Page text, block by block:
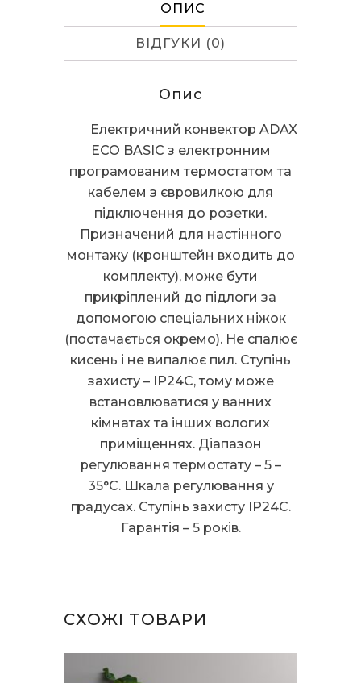
ОПИС
ВІДГУКИ (0)
Опис
Електричний конвектор ADAX
ECO BASIC з електронним
програмованим термостатом та
кабелем з євровилкою для
підключення до розетки.
Призначений для настінного
монтажу (кронштейн входить до
комплекту), може бути
прикріплений до підлоги за
допомогою спеціальних ніжок
(постачається окремо). Не спалює
кисень і не випалює пил. Ступінь
захисту – IP24C, тому може
встановлюватися у ванних
кімнатах та інших вологих
приміщеннях. Діапазон
регулювання термостату – 5 –
35°C. Шкала регулювання у
градусах. Ступінь захисту IP24C.
Гарантія – 5 років.
СХОЖІ ТОВАРИ